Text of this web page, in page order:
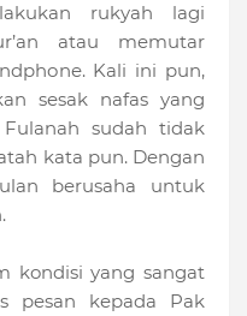
rukyah lagi
atau memutar
Kali ini pun,
sesak nafas yang
sudah tidak
kata pun. Dengan
berusaha untuk
kondisi yang sangat
pesan kepada Pak